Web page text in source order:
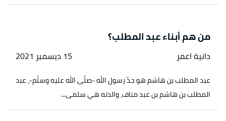
من هم أبناء عبد المطلب؟
دانية اعمر 15 ديسمبر 2021
عبد المطلب بن هاشم هو جدّ رسول الله -صلّى الله عليه وسلّم-، عبد
المطلب بن هاشم بن عبد مناف، والدته هي سلمى...